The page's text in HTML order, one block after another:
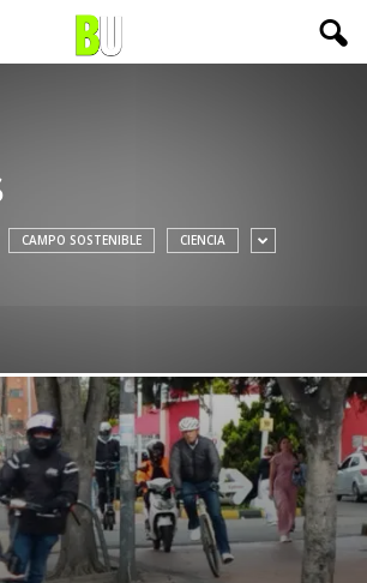
CAMPO SOSTENIBLE CIENCIA